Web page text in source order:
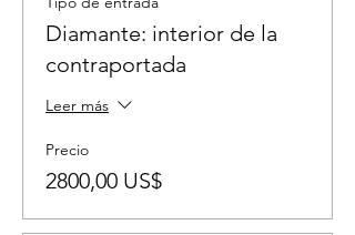
Diamante: interior de la
contraportada
Leer más
Precio
2800,00 US$